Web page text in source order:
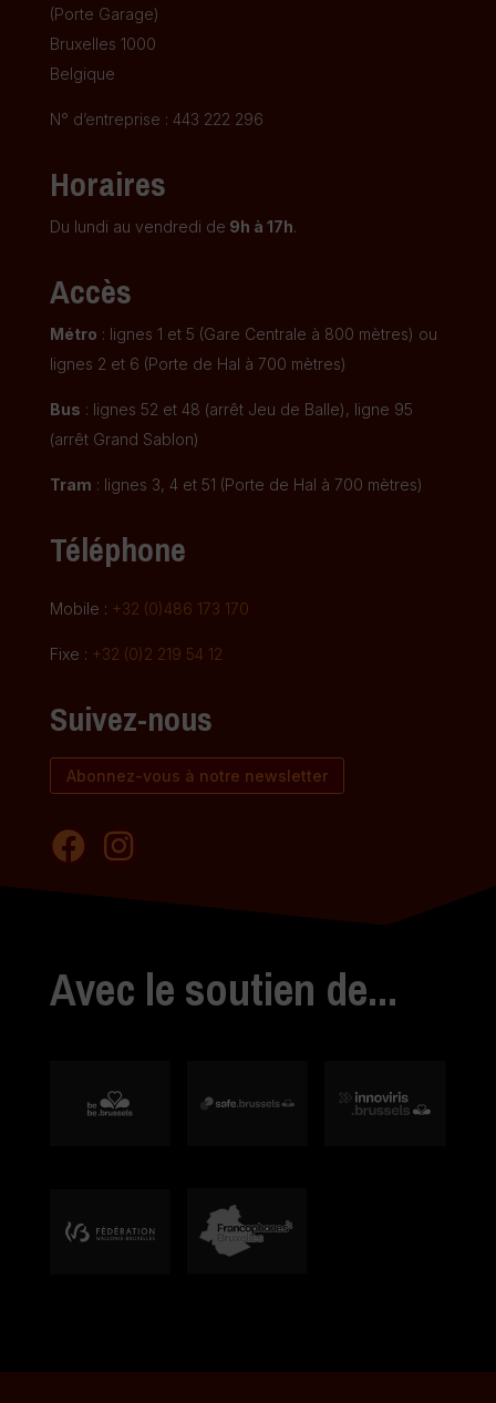
(Porte Garage)
Bruxelles 1000
Belgique
N° d’entreprise : 443 222 296
Horaires
Du lundi au vendredi de 9h à 17h.
Accès
Métro : lignes 1 et 5 (Gare Centrale à 800 mètres) ou
lignes 2 et 6 (Porte de Hal à 700 mètres)
Bus : lignes 52 et 48 (arrêt Jeu de Balle), ligne 95
(arrêt Grand Sablon)
Tram : lignes 3, 4 et 51 (Porte de Hal à 700 mètres)
Téléphone
Mobile : +32 (0)486 173 170
Fixe : +32 (0)2 219 54 12
Suivez-nous
Abonnez-vous à notre newsletter
Avec le soutien de...